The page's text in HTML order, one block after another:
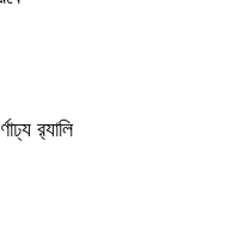
র‍্যালি